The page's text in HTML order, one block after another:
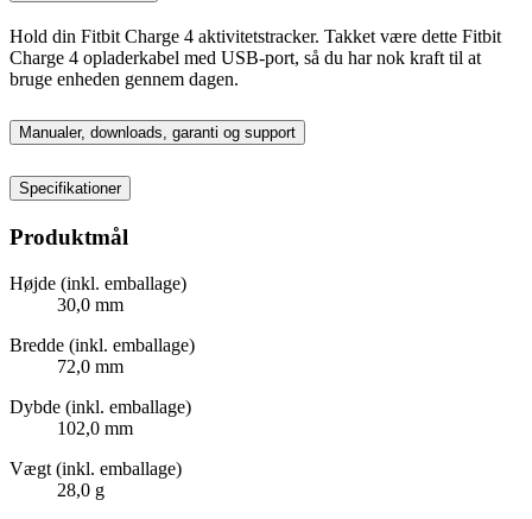
Hold din Fitbit Charge 4 aktivitetstracker. Takket være dette Fitbit
Charge 4 opladerkabel med USB-port, så du har nok kraft til at
bruge enheden gennem dagen.
Manualer, downloads, garanti og support
Specifikationer
Produktmål
Højde (inkl. emballage)
30,0 mm
Bredde (inkl. emballage)
72,0 mm
Dybde (inkl. emballage)
102,0 mm
Vægt (inkl. emballage)
28,0 g